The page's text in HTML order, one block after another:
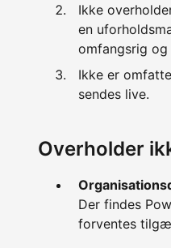
Ikke
en
omfangsrig
Ikke er
sendes live.
Overholder
Der findes
forventes